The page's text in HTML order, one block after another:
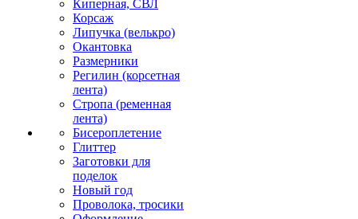
Киперная, СВЛ
Корсаж
Липучка (велькро)
Окантовка
Размерники
Регилин (корсетная
лента)
Стропа (ременная
лента)
Бисероплетение
Глиттер
Заготовки для
поделок
Новый год
Проволока, тросики